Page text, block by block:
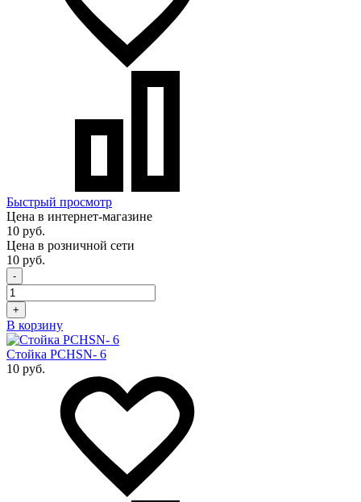
Быстрый просмотр
Цена в интернет-магазине
10 руб.
Цена в розничной сети
10 руб.
-
+
В корзину
Стойка PCHSN- 6
10 руб.